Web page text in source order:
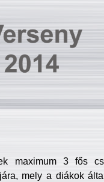
maximum 3 fős
mely a diákok